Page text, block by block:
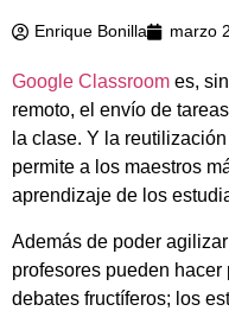
Enrique Bonilla marzo
Google Classroom es,
remoto, el envío de
la clase. Y la
permite a los maestros
aprendizaje de los
Además de poder
profesores pueden
debates fructíferos; los